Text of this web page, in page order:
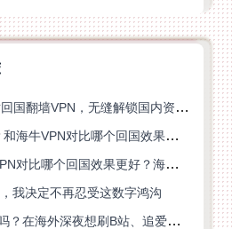
海外党必看：如何选对回国翻墙VPN，无缝解锁国内资源？
ChickCN VPN好用吗？和海牛VPN对比哪个回国效果更好？
ChickCN VPN和当归VPN对比哪个回国效果更好？海外党亲测后选了它
我决定不再忍受这数字鸿沟
Quickback和巨鲸好用吗？在海外深夜想刷B站、追爱奇艺的你，或许正需要这份答案